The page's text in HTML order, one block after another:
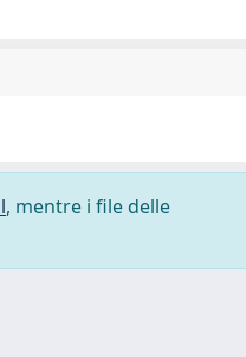
, mentre i file delle